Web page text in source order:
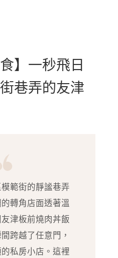
】一秒飛日
巷弄的友津
範街的靜謐巷弄
轉角店面透著溫
津板前燒肉丼飯
跨越了任意門，
私房小店。這裡